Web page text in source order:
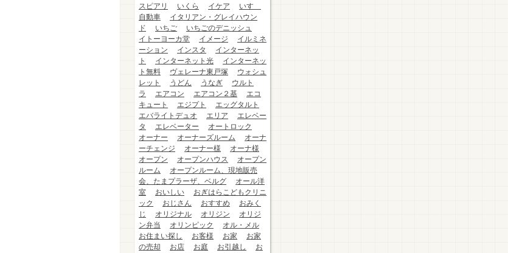
スピアリ
いくら イケア
いすゞ
自動車
イタリアン・グレイハウン
ド
いちご
いちごのデニッシュ
イトーヨーカ堂
イメージ
イルミネ
ーション
インスタ
インターネッ
ト
インターネット光
インターネッ
ト無料
ヴェレーナ東戸塚
ウォシュ
レット
うどん うなぎ
ウルト
ラ
エアコン エアコン２基
エコ
キュート
エジプト
エッグタルト
エバライトデュオ
エリア
エレベー
タ
エレベーター
オートロック
オーナー
オーナーズルーム
オーナ
ーチェンジ
オーナー様
オーナ様
オープン
オープンハウス
オープン
ルーム
オープンルーム、現地販売
会、たまプラーザ、ベルグ
オール洋
室
おいしい
おぎはらこどもクリニ
ック
おじさん おすすめ
おみく
じ
オリジナル オリジン
オリジ
ン弁当
オリンピック
オル・メル
お住まい探し
お客様 お家
お家
の売却
お店 お庭 お引越し
お